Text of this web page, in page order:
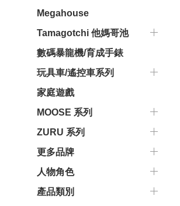
Megahouse
Tamagotchi 他媽哥池
數碼暴龍機/育成手錶
玩具車/遙控車系列
家庭遊戲
MOOSE 系列
ZURU 系列
更多品牌
人物角色
產品類別